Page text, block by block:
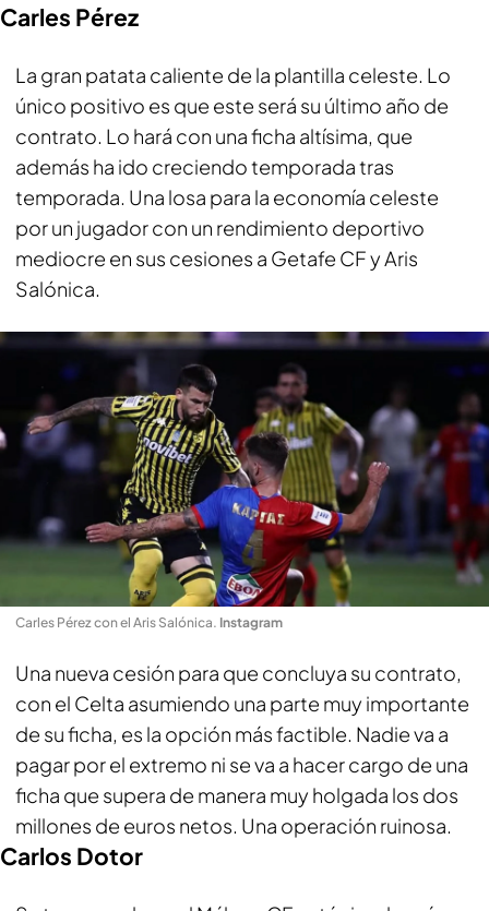
Carles Pérez
La gran patata caliente de la plantilla celeste. Lo
único positivo es que este será su último año de
contrato. Lo hará con una ficha altísima, que
además ha ido creciendo temporada tras
temporada. Una losa para la economía celeste
por un jugador con un rendimiento deportivo
mediocre en sus cesiones a Getafe CF y Aris
Salónica.
Carles Pérez con el Aris Salónica. Instagram
Una nueva cesión para que concluya su contrato,
con el Celta asumiendo una parte muy importante
de su ficha, es la opción más factible. Nadie va a
pagar por el extremo ni se va a hacer cargo de una
ficha que supera de manera muy holgada los dos
millones de euros netos. Una operación ruinosa.
Carlos Dotor